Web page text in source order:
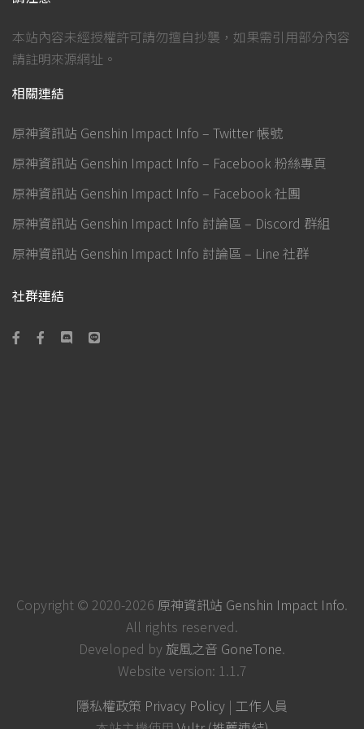
本站內容未經授權許可請勿擅自抄襲，如果需引用部分內容
請註明來源網址。
相關連結
原神資訊站 Genshin Impact Info – Twitter 帳號
原神資訊站 Genshin Impact Info – Facebook 粉絲專頁
原神資訊站 Genshin Impact Info – Facebook 社團
原神資訊站 Genshin Impact Info 討論區 – Discord 群組
原神資訊站 Genshin Impact Info 討論區 – Line 社群
社群連結
Copyright © 2020-2026 原神資訊站 Genshin Impact Info.
All rights reserved.
Developed by 旋風之音 GoneTone.
Website version: 1.1.7
隱私權政策 Privacy Policy | 工作人員